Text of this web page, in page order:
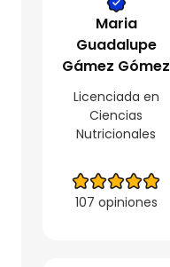
Maria
Guadalupe
Gámez Gómez
Licenciada en
Ciencias
Nutricionales
107 opiniones